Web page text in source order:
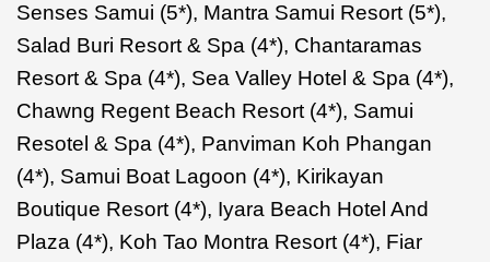
Senses Samui (5*), Mantra Samui Resort (5*),
Salad Buri Resort & Spa (4*), Chantaramas
Resort & Spa (4*), Sea Valley Hotel & Spa (4*),
Chawng Regent Beach Resort (4*), Samui
Resotel & Spa (4*), Panviman Koh Phangan
(4*), Samui Boat Lagoon (4*), Kirikayan
Boutique Resort (4*), Iyara Beach Hotel And
Plaza (4*), Koh Tao Montra Resort (4*), Fiar